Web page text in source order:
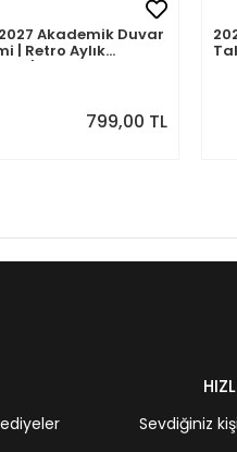
Akademik Duvar
| Retro Aylık
| Eylül 2026 -
799,00 TL
Sevdiğiniz